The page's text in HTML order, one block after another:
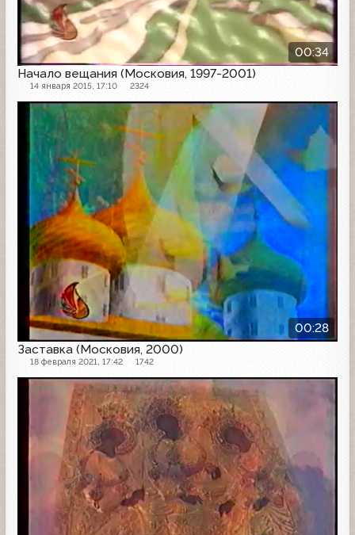
00:34
Начало вещания (Московия, 1997-2001)
14 января 2015, 17:10 2324
00:28
Заставка (Московия, 2000)
18 февраля 2021, 17:42 1742
Заставка
Анонс